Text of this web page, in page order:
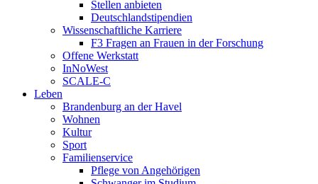
Stellen anbieten
Deutschlandstipendien
Wissenschaftliche Karriere
F3 Fragen an Frauen in der Forschung
Offene Werkstatt
InNoWest
SCALE-C
Leben
Brandenburg an der Havel
Wohnen
Kultur
Sport
Familienservice
Pflege von Angehörigen